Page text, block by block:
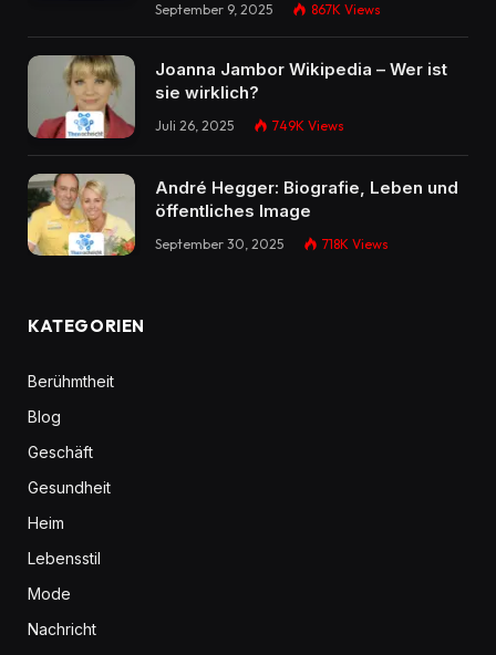
September 9, 2025 867K Views
Joanna Jambor Wikipedia – Wer ist
sie wirklich?
Juli 26, 2025 749K Views
André Hegger: Biografie, Leben und
öffentliches Image
September 30, 2025 718K Views
KATEGORIEN
Berühmtheit
Blog
Geschäft
Gesundheit
Heim
Lebensstil
Mode
Nachricht